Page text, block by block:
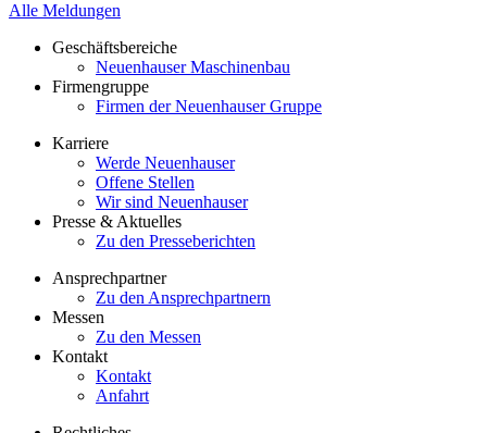
Alle Meldungen
Geschäftsbereiche
Neuenhauser Maschinenbau
Firmengruppe
Firmen der Neuenhauser Gruppe
Karriere
Werde Neuenhauser
Offene Stellen
Wir sind Neuenhauser
Presse & Aktuelles
Zu den Presseberichten
Ansprechpartner
Zu den Ansprechpartnern
Messen
Zu den Messen
Kontakt
Kontakt
Anfahrt